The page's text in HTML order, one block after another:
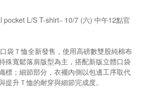
pocket L/S T-shirt– 10/7 (六) 中午12點官
袋Ｔ恤全新發售，使用高磅數雙股純棉布
殊寬鬆落肩版型為主，搭配新版立體口袋
標；細節部分，衣襬內側以包邊工序取代
提升Ｔ恤的耐穿與細節完成度。